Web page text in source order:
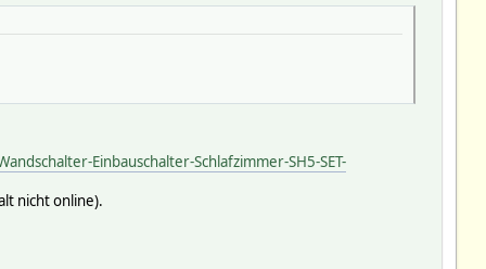
Einbauschalter-Schlafzimmer-SH5-SET-
nicht online).